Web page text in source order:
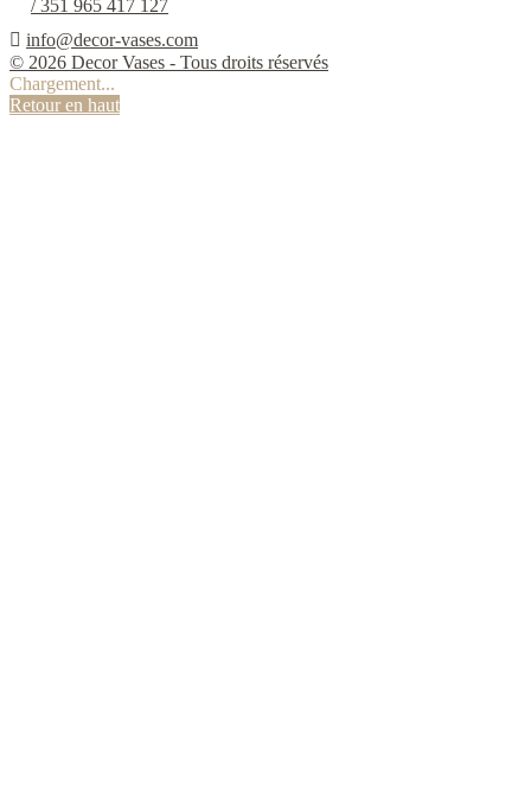
/ 351 965 417 127
 info@decor-vases.com
© 2026 Decor Vases - Tous droits réservés
Chargement...
Retour en haut